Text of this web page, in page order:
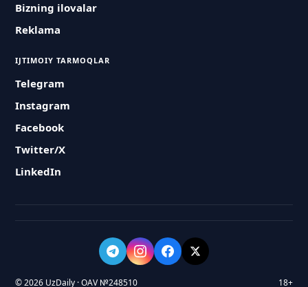
Bizning ilovalar
Reklama
IJTIMOIY TARMOQLAR
Telegram
Instagram
Facebook
Twitter/X
LinkedIn
© 2026 UzDaily · OAV №248510 18+